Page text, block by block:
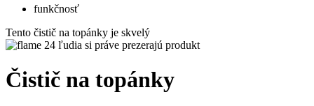
funkčnosť
Tento čistič na topánky je skvelý
24 ľudia si práve prezerajú produkt
Čistič na topánky